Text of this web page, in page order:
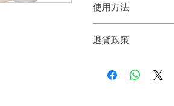
使用方法
退貨政策
戶。首先，您需要在